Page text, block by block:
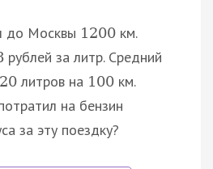
до Москвы 1200 км.
рублей за литр. Средний
20литров на 100 км.
на бензин
за эту поездку?